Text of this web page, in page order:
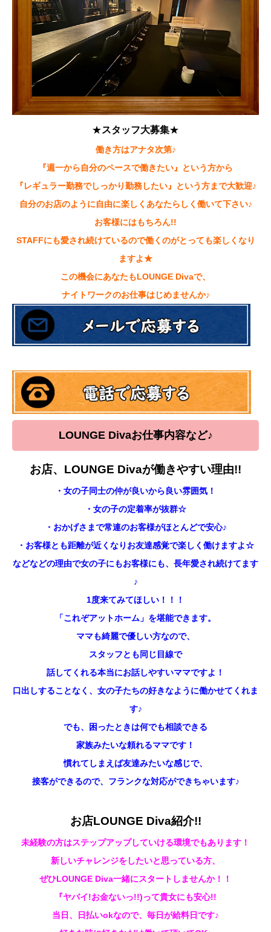
★スタッフ大募集★
働き方はアナタ次第♪
『週一から自分のペースで働きたい』という方から
『レギュラー勤務でしっかり勤務したい』という方まで大歓迎♪
自分のお店のように自由に楽しくあなたらしく働いて下さい♪
お客様にはもちろん!!
STAFFにも愛され続けているので働くのがとっても楽しくなり
ますよ★
この機会にあなたもLOUNGE Divaで、
ナイトワークのお仕事はじめませんか♪
LOUNGE Divaお仕事内容など♪
お店、LOUNGE Divaが働きやすい理由!!
・女の子同士の仲が良いから良い雰囲気！
・女の子の定着率が抜群☆
・おかげさまで常連のお客様がほとんどで安心♪
・お客様とも距離が近くなりお友達感覚で楽しく働けますよ☆
などなどの理由で女の子にもお客様にも、長年愛され続けてます
♪
1度来てみてほしい！！！
「これぞアットホーム」を堪能できます。
ママも綺麗で優しい方なので、
スタッフとも同じ目線で
話してくれる本当にお話しやすいママですよ！
口出しすることなく、女の子たちの好きなように働かせてくれま
す♪
でも、困ったときは何でも相談できる
家族みたいな頼れるママです！
慣れてしまえば友達みたいな感じで、
接客ができるので、フランクな対応ができちゃいます♪
お店LOUNGE Diva紹介!!
未経験の方はステップアップしていける環境でもあります！
新しいチャレンジをしたいと思っている方、
ぜひLOUNGE Diva一緒にスタートしませんか！！
『ヤバイ!お金ないっ!!)って貴女にも安心!!
当日、日払いokなので、毎日が給料日です♪